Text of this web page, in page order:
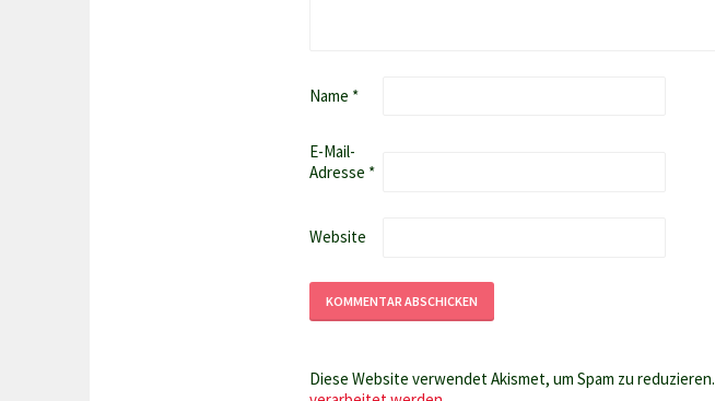
Name *
E-Mail-
Adresse *
Website
Diese Website verwendet Akismet, um Spam zu reduzieren.